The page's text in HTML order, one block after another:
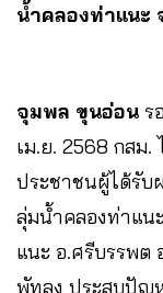
น้ำคลองท่าแนะ
จุมพล ขุนอ่อน ร
เม.ย. 2568 กสม.
ประชาชนผู้ได้รับ
ลุ่มน้ำคลองท่าแน
แนะ อ.ศรีบรรพต
พัทลุง ประสบปัญ